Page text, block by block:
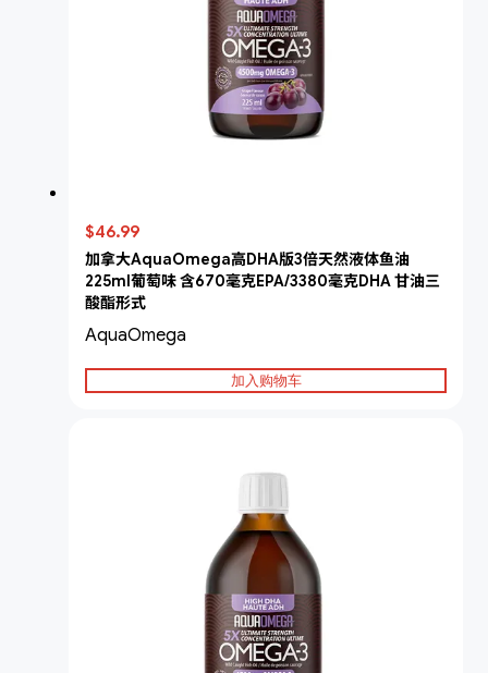
$46.99
加拿大AquaOmega高DHA版3倍天然液体鱼油
225ml葡萄味 含670毫克EPA/3380毫克DHA 甘油三
酸酯形式
AquaOmega
加入购物车